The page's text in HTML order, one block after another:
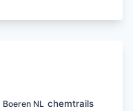
Boeren NL chemtrails